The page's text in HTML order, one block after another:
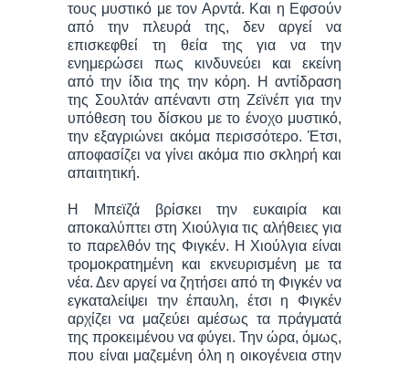
τους μυστικό με τον Αρντά. Και η Εφσούν
από την πλευρά της, δεν αργεί να
επισκεφθεί τη θεία της για να την
ενημερώσει πως κινδυνεύει και εκείνη
από την ίδια της την κόρη. Η αντίδραση
της Σουλτάν απέναντι στη Ζεϊνέπ για την
υπόθεση του δίσκου με το ένοχο μυστικό,
την εξαγριώνει ακόμα περισσότερο. Έτσι,
αποφασίζει να γίνει ακόμα πιο σκληρή και
απαιτητική.
Η Μπεϊζά βρίσκει την ευκαιρία και
αποκαλύπτει στη Χιούλγια τις αλήθειες για
το παρελθόν της Φιγκέν. Η Χιούλγια είναι
τρομοκρατημένη και εκνευρισμένη με τα
νέα. Δεν αργεί να ζητήσει από τη Φιγκέν να
εγκαταλείψει την έπαυλη, έτσι η Φιγκέν
αρχίζει να μαζεύει αμέσως τα πράγματά
της προκειμένου να φύγει. Την ώρα, όμως,
που είναι μαζεμένη όλη η οικογένεια στην